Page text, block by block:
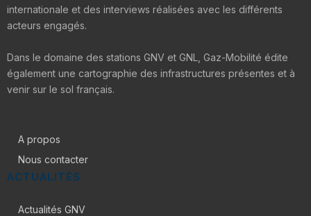
internationale et des interviews réalisées avec les différents
acteurs engagés.
Dans le domaine des stations GNV et GNL, Gaz-Mobilité édite
également une cartographie des infrastructures présentes et à
venir sur le sol français.
A propos
Nous contacter
ACTUALITÉS
Actualités GNV